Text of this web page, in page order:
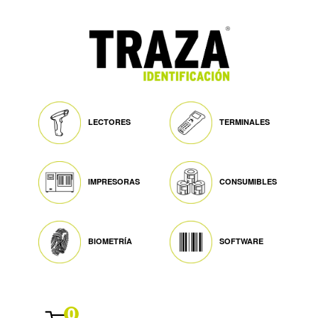
LECTORES TERMINALES
IMPRESORAS CONSUMIBLES
BIOMETRÍA SOFTWARE